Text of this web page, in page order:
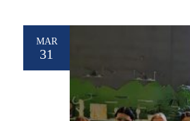
MAR
31